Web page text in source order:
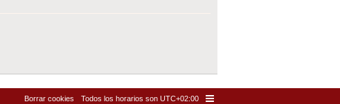
Todos los horarios son UTC+02:00
Borrar cookies